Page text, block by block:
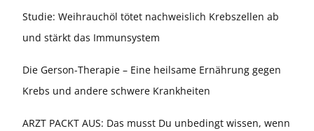
Studie: Weihrauchöl tötet nachweislich Krebszellen ab
und stärkt das Immunsystem
Die Gerson-Therapie – Eine heilsame Ernährung gegen
Krebs und andere schwere Krankheiten
ARZT PACKT AUS: Das musst Du unbedingt wissen, wenn